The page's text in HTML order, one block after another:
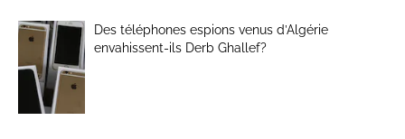
Des téléphones espions venus d’Algérie
envahissent-ils Derb Ghallef?